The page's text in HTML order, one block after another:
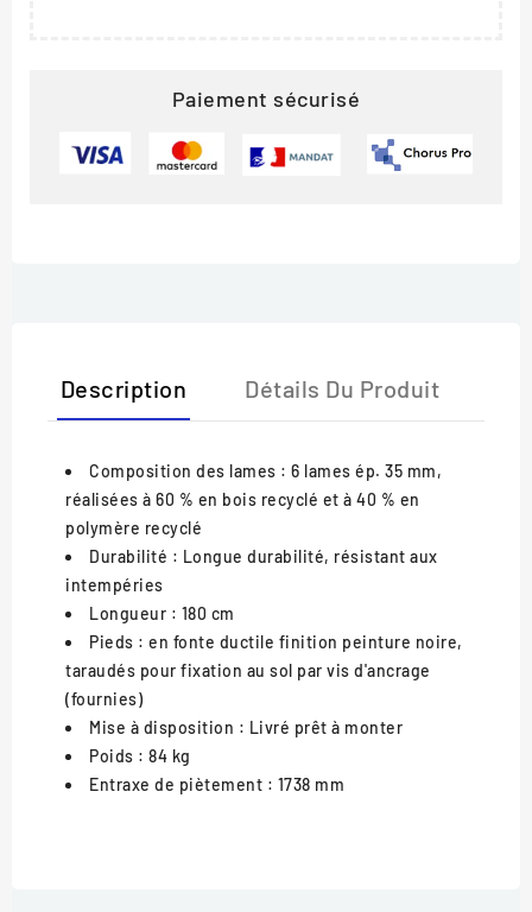
Paiement sécurisé
Description Détails Du Produit
Composition des lames : 6 lames ép. 35 mm,
réalisées à 60 % en bois recyclé et à 40 % en
polymère recyclé
Durabilité : Longue durabilité, résistant aux
intempéries
Longueur : 180 cm
Pieds : en fonte ductile finition peinture noire,
taraudés pour fixation au sol par vis d'ancrage
(fournies)
Mise à disposition : Livré prêt à monter
Poids : 84 kg
Entraxe de piètement : 1738 mm